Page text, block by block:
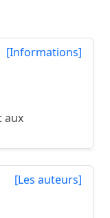
[Informations]
aux
[Les auteurs]